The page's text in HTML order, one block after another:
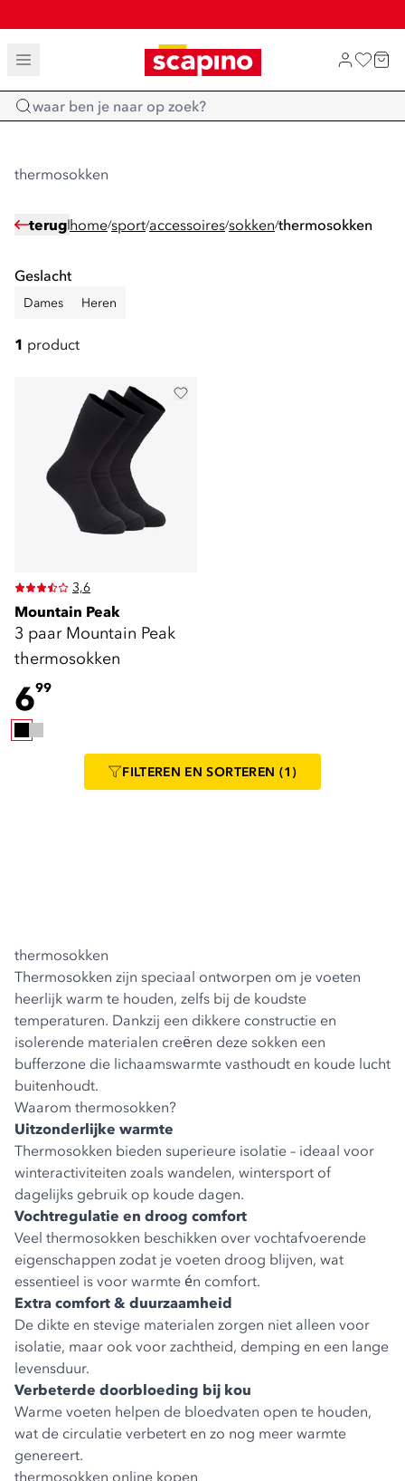
TOT 70% KORTING OP SALE
SHOP NIEUW
Home
thermosokken
terug home/sport/accessoires/sokken/thermosokken
Geslacht
Dames Heren
1 product
3,6
Mountain Peak
3 paar Mountain Peak
thermosokken
699
FILTEREN EN SORTEREN (1)
thermosokken
Thermosokken zijn speciaal ontworpen om je voeten
heerlijk warm te houden, zelfs bij de koudste
temperaturen. Dankzij een dikkere constructie en
isolerende materialen creëren deze sokken een
bufferzone die lichaamswarmte vasthoudt en koude lucht
buitenhoudt.
Waarom thermosokken?
Uitzonderlijke warmte
Thermosokken bieden superieure isolatie – ideaal voor
winteractiviteiten zoals wandelen, wintersport of
dagelijks gebruik op koude dagen.
Vochtregulatie en droog comfort
Veel thermosokken beschikken over vochtafvoerende
eigenschappen zodat je voeten droog blijven, wat
essentieel is voor warmte én comfort.
Extra comfort & duurzaamheid
De dikte en stevige materialen zorgen niet alleen voor
isolatie, maar ook voor zachtheid, demping en een lange
levensduur.
Verbeterde doorbloeding bij kou
Warme voeten helpen de bloedvaten open te houden,
wat de circulatie verbetert en zo nog meer warmte
genereert.
thermosokken online kopen